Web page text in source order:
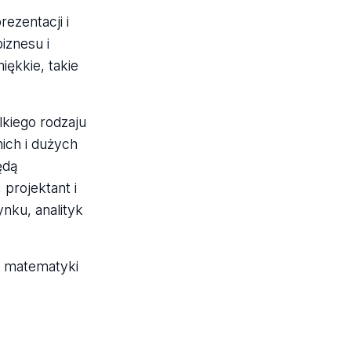
i
i
takie
rodzaju
i dużych
projektant i
analityk
matematyki